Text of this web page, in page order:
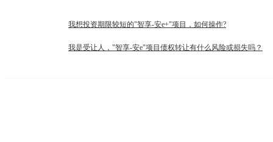
我想投资期限较短的"智享-安e+"项目，如何操作?
我是受让人，"智享-安e"项目债权转让有什么风险或损失吗？